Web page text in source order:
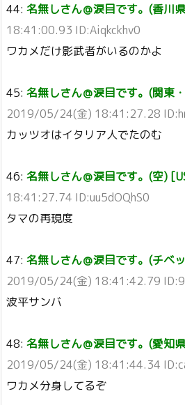
44: 名無しさん＠涙目です。(香川
18:41:00.93 ID:Aiqkckhv0
ワカメだけ影武者がいるのかよ
45: 名無しさん＠涙目です。(関東
2019/05/24(金) 18:41:27.28
カッツオはイタリア人でたのむ
46: 名無しさん＠涙目です。(空)
18:41:27.74 ID:uu5dOQhS0
タマの再現度
47: 名無しさん＠涙目です。(チベ
2019/05/24(金) 18:41:42.79
波平サンバ
48: 名無しさん＠涙目です。(愛知
2019/05/24(金) 18:41:44.34
ワカメ分身してるぞ